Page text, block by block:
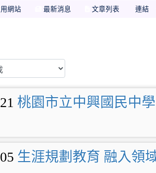
網站 最新消息 文章列表 連結
桃園市立中興國民中
生涯規劃教育 融入領